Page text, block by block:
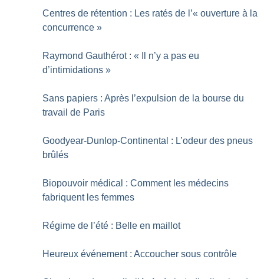
Centres de rétention : Les ratés de l’« ouverture à la
concurrence »
Raymond Gauthérot : «
Il n’y a pas eu
d’intimidations »
Sans papiers : Après l’expulsion de la bourse du
travail de Paris
Goodyear-Dunlop-Continental : L’odeur des pneus
brûlés
Biopouvoir médical : Comment les médecins
fabriquent les femmes
Régime de l’été : Belle en maillot
Heureux événement : Accoucher sous contrôle